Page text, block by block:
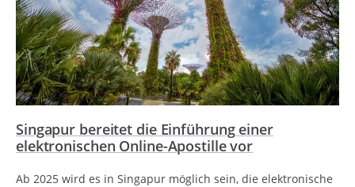
Singapur bereitet die Einführung einer
elektronischen Online-Apostille vor
Ab 2025 wird es in Singapur möglich sein, die elektronische